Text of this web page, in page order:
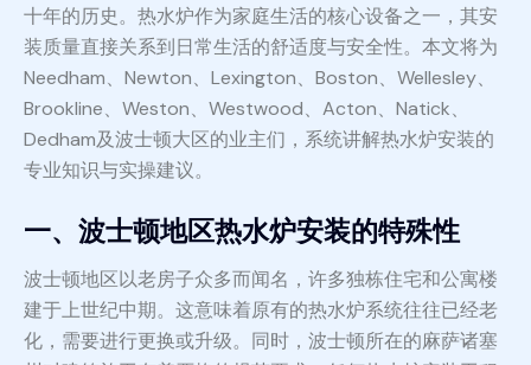
十年的历史。热水炉作为家庭生活的核心设备之一，其安
装质量直接关系到日常生活的舒适度与安全性。本文将为
Needham、Newton、Lexington、Boston、Wellesley、
Brookline、Weston、Westwood、Acton、Natick、
Dedham及波士顿大区的业主们，系统讲解热水炉安装的
专业知识与实操建议。
一、波士顿地区热水炉安装的特殊性
波士顿地区以老房子众多而闻名，许多独栋住宅和公寓楼
建于上世纪中期。这意味着原有的热水炉系统往往已经老
化，需要进行更换或升级。同时，波士顿所在的麻萨诸塞